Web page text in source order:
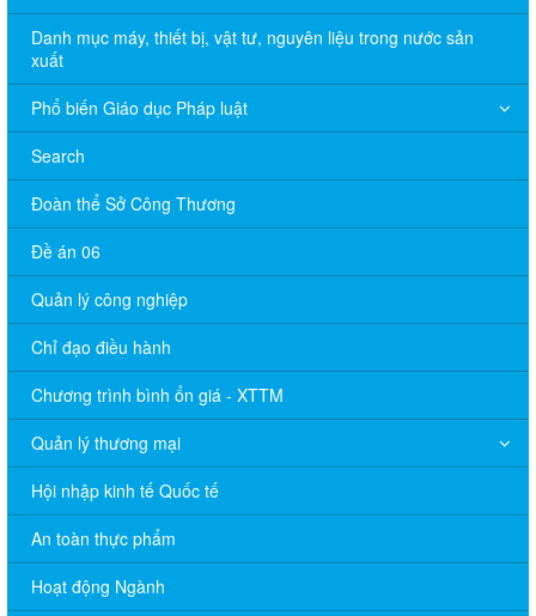
Danh mục máy, thiết bị, vật tư, nguyên liệu trong nước sản
xuất
Phổ biến Giáo dục Pháp luật
Search
Đoàn thể Sở Công Thương
Đề án 06
Quản lý công nghiệp
Chỉ đạo điều hành
Chương trình bình ổn giá - XTTM
Quản lý thương mại
Hội nhập kinh tế Quốc tế
An toàn thực phẩm
Hoạt động Ngành